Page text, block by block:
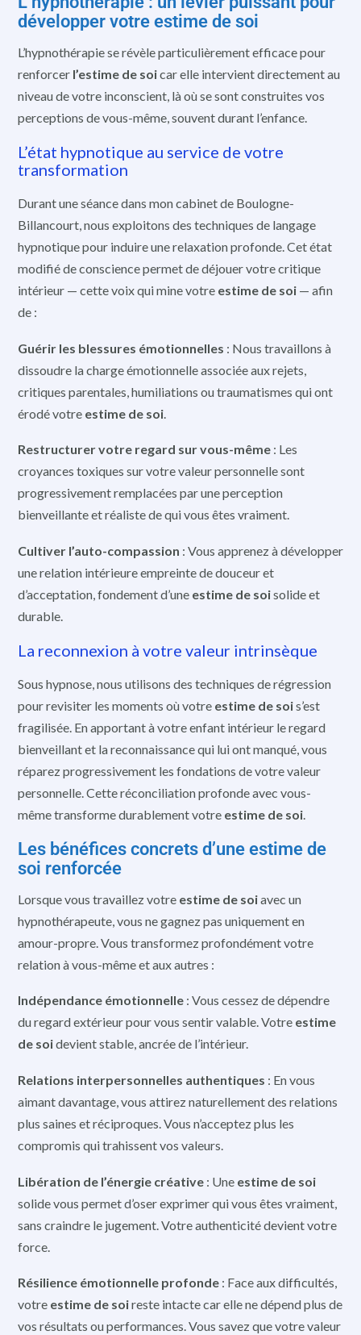
développer votre estime de soi
L’hypnothérapie se révèle particulièrement efficace pour
renforcer l’estime de soicar elle intervient directement au
niveau de votre inconscient, là où se sont construites vos
perceptions de vous-même, souvent durant l’enfance.
L’état hypnotique au service de votre
transformation
Durant une séance dans mon cabinet de Boulogne-
Billancourt, nous exploitons des techniques de langage
hypnotique pour induire une relaxation profonde. Cet état
modifié de conscience permet de déjouer votre critique
intérieur — cette voix qui mine votre estime de soi — afin
de :
Guérir les blessures émotionnelles : Nous travaillons à
dissoudre la charge émotionnelle associée aux rejets,
critiques parentales, humiliations ou traumatismes qui ont
érodé votre estime de soi
Restructurer votre regard sur vous-même : Les
croyances toxiques sur votre valeur personnelle sont
progressivement remplacées par une perception
bienveillante et réaliste de qui vous êtes vraiment.
Cultiver l’auto-compassion : Vous apprenez à développer
une relation intérieure empreinte de douceur et
d’acceptation, fondement d’une estime de soisolide et
durable.
La reconnexion à votre valeur intrinsèque
Sous hypnose, nous utilisons des techniques de régression
pour revisiter les moments où votre estime de sois’est
fragilisée. En apportant à votre enfant intérieur le regard
bienveillant et la reconnaissance qui lui ont manqué, vous
réparez progressivement les fondations de votre valeur
personnelle. Cette réconciliation profonde avec vous-
même transforme durablement votre estime de soi.
Les bénéfices concrets d’une estime de
soi renforcée
Lorsque vous travaillez votre estime de soiavec un
hypnothérapeute, vous ne gagnez pas uniquement en
amour-propre. Vous transformez profondément votre
relation à vous-même et aux autres :
Indépendance émotionnelle : Vous cessez de dépendre
du regard extérieur pour vous sentir valable. Votre estime
de soidevient stable, ancrée de l’intérieur.
Relations interpersonnelles authentiques : En vous
aimant davantage, vous attirez naturellement des relations
plus saines et réciproques. Vous n’acceptez plus les
compromis qui trahissent vos valeurs.
Libération de l’énergie créative : Une estime de soi
solide vous permet d’oser exprimer qui vous êtes vraiment,
sans craindre le jugement. Votre authenticité devient votre
force.
Résilience émotionnelle profonde : Face aux difficultés,
votre estime de soireste intacte car elle ne dépend plus de
vos résultats ou performances. Vous savez que votre valeur